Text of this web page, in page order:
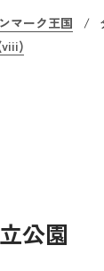
約6５00万年
沖合にチクシ
隕石の衝突
地層が発見
き起こした
らによる研
セスしやす
マーク王国 /
公園